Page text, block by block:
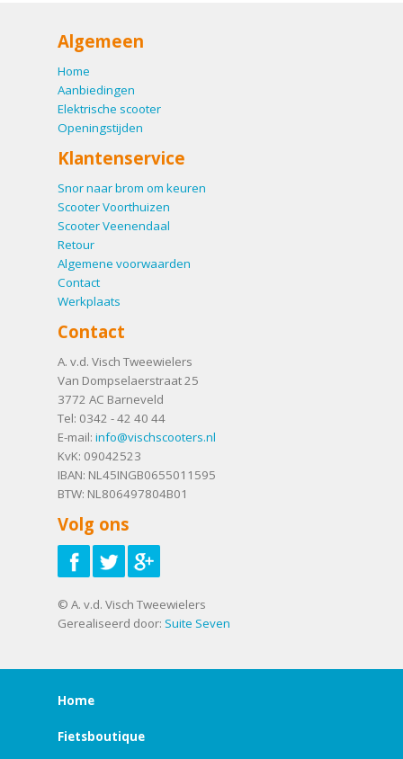
Algemeen
Home
Aanbiedingen
Elektrische scooter
Openingstijden
Klantenservice
Snor naar brom om keuren
Scooter Voorthuizen
Scooter Veenendaal
Retour
Algemene voorwaarden
Contact
Werkplaats
Contact
A. v.d. Visch Tweewielers
Van Dompselaerstraat 25
3772 AC Barneveld
Tel: 0342 - 42 40 44
E-mail: info@vischscooters.nl
KvK: 09042523
IBAN: NL45INGB0655011595
BTW: NL806497804B01
Volg ons
© A. v.d. Visch Tweewielers
Gerealiseerd door: Suite Seven
Home
Fietsboutique